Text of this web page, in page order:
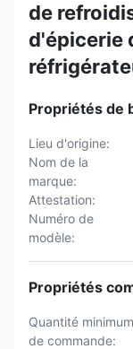
de
d'épicerie
Propriétés de
Lieu d'origine:
Nom de la
marque:
Attestation:
Numéro de
modèle:
Propriétés
Quantité minimum
de commande: